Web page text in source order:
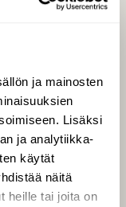
ja mainosten
Lisäksi
ja analytiikka-
käytät
näitä
heille tai joita on
juttua
LUONNON­